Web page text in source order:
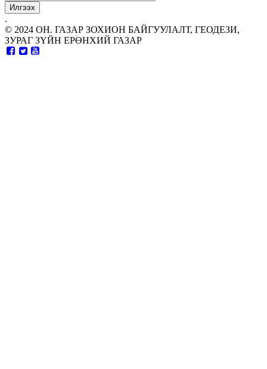
.
© 2024 ОН. ГАЗАР ЗОХИОН БАЙГУУЛАЛТ, ГЕОДЕЗИ,
ЗУРАГ ЗҮЙН ЕРӨНХИЙ ГАЗАР